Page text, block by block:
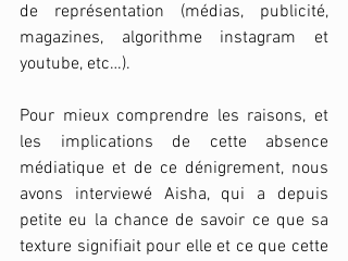
de représentation (médias, publicité,
magazines, algorithme instagram et
youtube, etc…).
Pour mieux comprendre les raisons, et
les implications de cette absence
médiatique et de ce dénigrement, nous
avons interviewé Aisha, qui a depuis
petite eu la chance de savoir ce que sa
texture signifiait pour elle et ce que cette